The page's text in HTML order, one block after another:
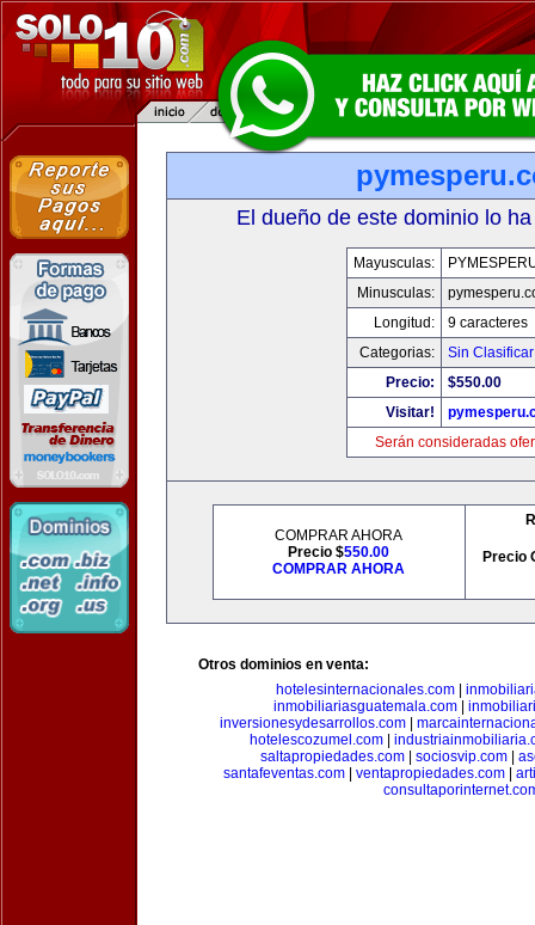
El dueño de este dominio lo
Mayusculas:
Minusculas:
Longitud:
9 caracteres
Categorias:
Sin Clasificar
Precio:
$550.00
Visitar!
Serán consideradas
COMPRAR AHORA
Precio $550.00
COMPRAR AHORA
Precio
Otros dominios en venta:
hotelesinternacionales.com|
inmobiliariasguatemala.com
inversionesydesarrollos.com|
hotelescozumel.com
saltapropiedades.com| sociosvip.com|
santafeventas.com| ventapropiedades.com|